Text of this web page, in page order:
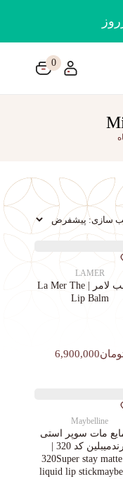
0
LAMER
بالم لب لامر | La Mer The
Lip Balm
Maybelline
مات سوپر استی‌
برندمیبلین کد 320 |
320Super stay
liquid lip